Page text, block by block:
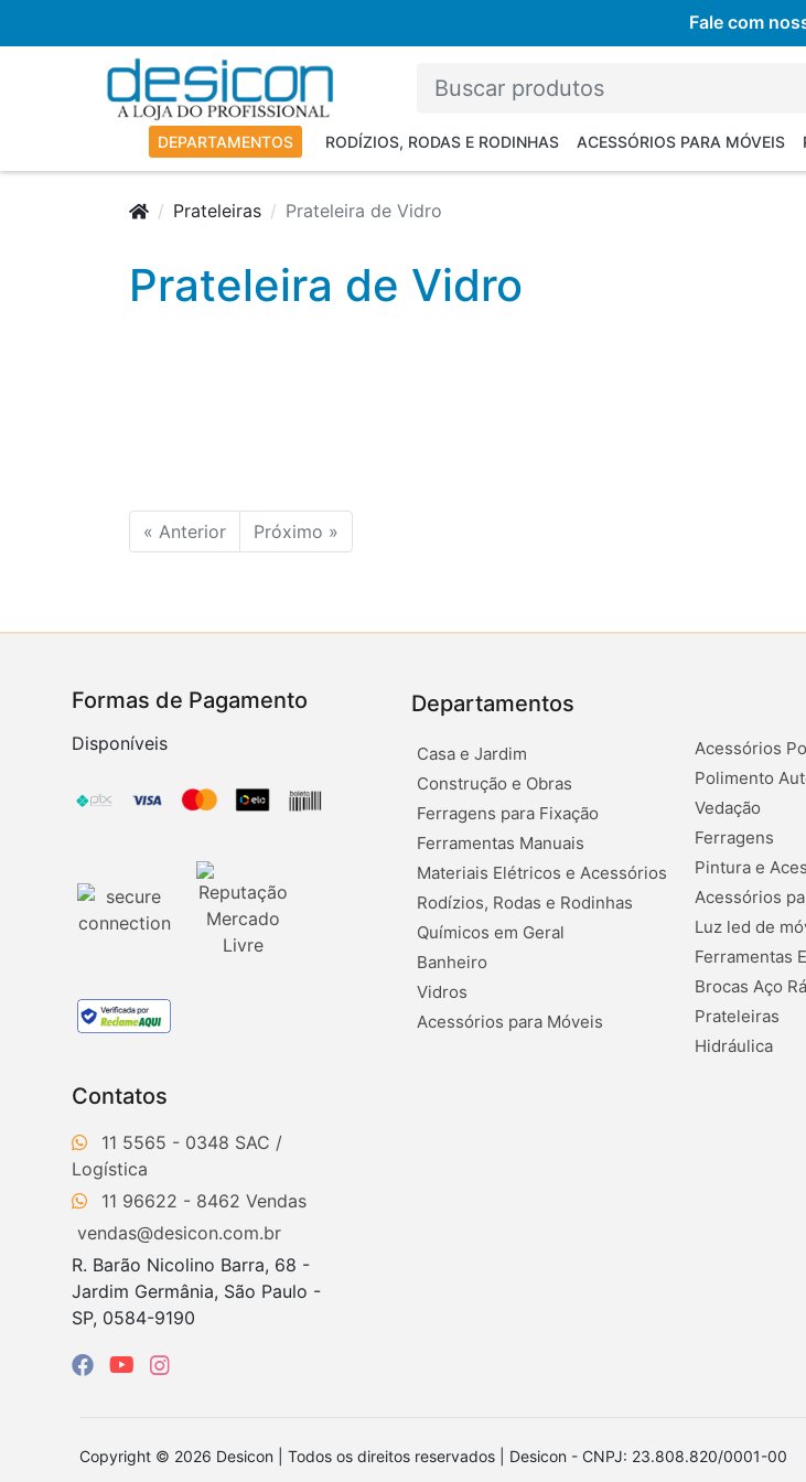
Fale com
DEPARTAMENTOS RODÍZIOS, RODAS E RODINHAS ACESSÓRIOS PARA MÓVEIS
Prateleiras Prateleira de Vidro
Prateleira de Vidro
« Anterior Próximo »
Contatos
11 5565 - 0348
11 96622 - 8462
vendas@desicon.com.br
R. Barão Nicolino Barra, 68 -
Jardim Germânia, São Paulo -
SP, 0584-9190
Departamentos
Casa e Jardim
Construção e Obras
Ferragens para Fixação
Ferramentas Manuais
Materiais Elétricos e Acessórios
Rodízios, Rodas e Rodinhas
Químicos em Geral
Banheiro
Vidros
Acessórios para Móveis
Acessórios
Polimento
Vedação
Ferragens
Pintura e
Acessórios
Luz led de
Ferramentas
Brocas Aço
Prateleiras
Hidráulica
Formas de Pagamento
Disponíveis
Copyright © 2026 Desicon | Todos os direitos reservados | Desicon - CNPJ: 23.808.820/0001-00